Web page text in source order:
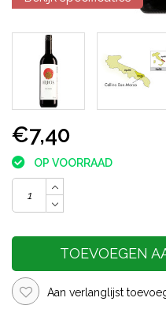
€7,40
OP VOORRAAD
TOEVOEGEN
Aan verlanglijst